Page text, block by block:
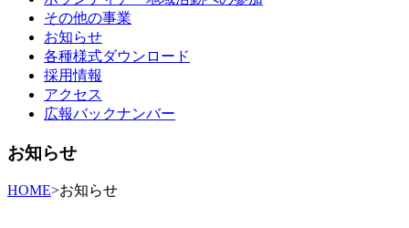
その他の事業
お知らせ
各種様式ダウンロード
採用情報
アクセス
広報バックナンバー
お知らせ
HOME>お知らせ